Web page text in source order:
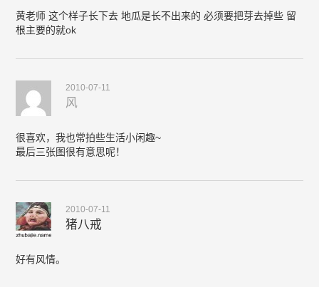
黄老师 这个样子长下去 地瓜是长不出来的 必须要把芽去掉些 留
根主要的就ok
2010-07-11
风
很喜欢，我也常拍些生活小闲趣~
最后三张图很有意思呢！
2010-07-11
猪八戒
好有风情。